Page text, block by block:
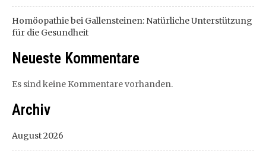
Homöopathie bei Gallensteinen: Natürliche Unterstützung
für die Gesundheit
Neueste Kommentare
Es sind keine Kommentare vorhanden.
Archiv
August 2026